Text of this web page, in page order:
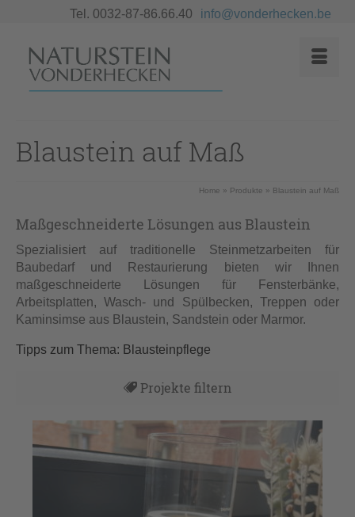
Tel. 0032-87-86.66.40 info@vonderhecken.be
Blaustein auf Maß
Home » Produkte » Blaustein auf Maß
Maßgeschneiderte Lösungen aus Blaustein
Spezialisiert auf traditionelle Steinmetzarbeiten für
Baubedarf und Restaurierung bieten wir Ihnen
maßgeschneiderte Lösungen für Fensterbänke,
Arbeitsplatten, Wasch- und Spülbecken, Treppen oder
Kaminsimse aus Blaustein, Sandstein oder Marmor.
Tipps zum Thema: Blausteinpflege
Projekte filtern
Alles